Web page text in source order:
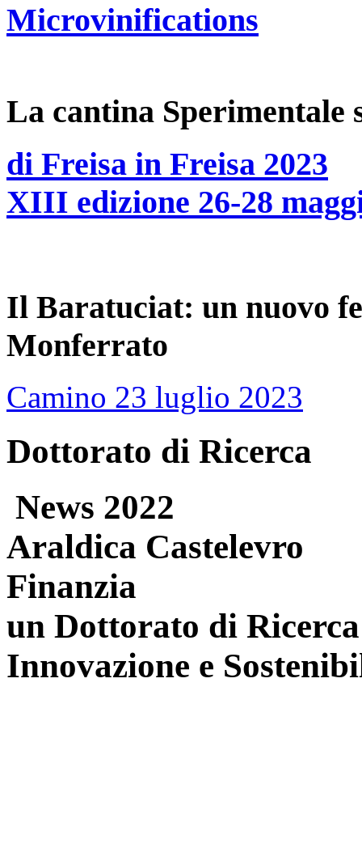
Microvinifications
La cantina Sperimentale
di Freisa in Freisa 2023
XIII edizione 26-28
Il Baratuciat: un nuovo
Monferrato
Camino 23 luglio 2023
Dottorato di Ricerca
News 2022
Araldica Castelevro
Finanzia
un Dottorato di
Innovazione e